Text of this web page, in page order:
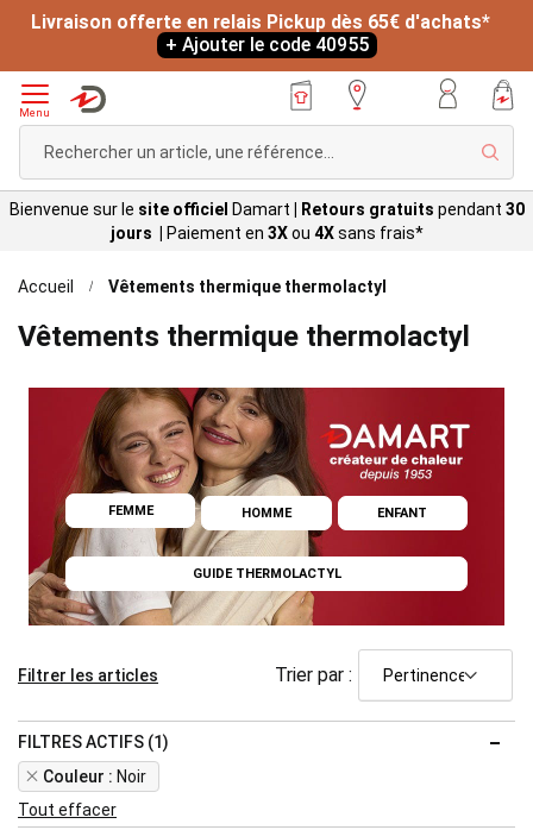
Livraison offerte en relais Pickup dès 65€ d'achats*
+ Ajouter le code 40955
Menu
Bienvenue sur le site officiel Damart Retours gratuits pendant 30
jours |
Paiement en 3Xou 4Xsans frais*
Accueil Vêtements thermique thermolactyl
Vêtements thermique thermolactyl
FEMME HOMME ENFANT
GUIDE THERMOLACTYL
Trier par :
Filtrer les articles
FILTRES ACTIFS (1)
Couleur
Noir
Remove
This
Item
Tout effacer